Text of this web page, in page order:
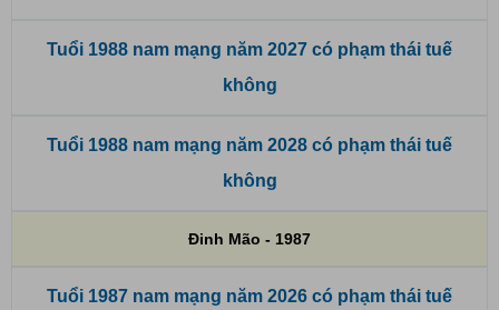
Tuổi 1988 nam mạng năm 2027 có phạm thái tuế
không
Tuổi 1988 nam mạng năm 2028 có phạm thái tuế
không
Đinh Mão - 1987
Tuổi 1987 nam mạng năm 2026 có phạm thái tuế